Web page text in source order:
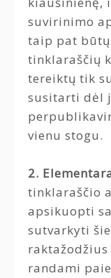
suvirinimo
taip pat
tinklaraščių
tereiktų tik
susitarti dėl
vienu stogu.
2.
tinklaraščio
apsikuopti
sutvarkyti
randami